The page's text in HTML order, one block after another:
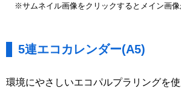
※サムネイル画像をクリックするとメイン画像
5連エコカレンダー(A5)
環境にやさしいエコパルプラリングを